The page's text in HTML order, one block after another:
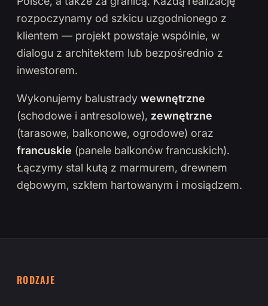
rozpoczynamy od szkicu uzgodnionego z
klientem — projekt powstaje wspólnie, w
dialogu z architektem lub bezpośrednio z
inwestorem.
Wykonujemy balustrady wewnętrzne
(schodowe i antresolowe), zewnętrzne
(tarasowe, balkonowe, ogrodowe) oraz
francuskie (panele balkonów francuskich).
Łączymy stal kutą z marmurem, drewnem
dębowym, szkłem hartowanym i mosiądzem.
RODZAJE